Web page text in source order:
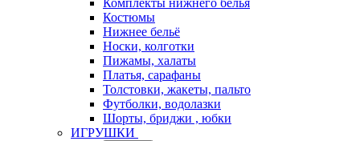
Комплекты нижнего белья
Костюмы
Нижнее бельё
Носки, колготки
Пижамы, халаты
Платья, сарафаны
Толстовки, жакеты, пальто
Футболки, водолазки
Шорты, бриджи , юбки
ИГРУШКИ